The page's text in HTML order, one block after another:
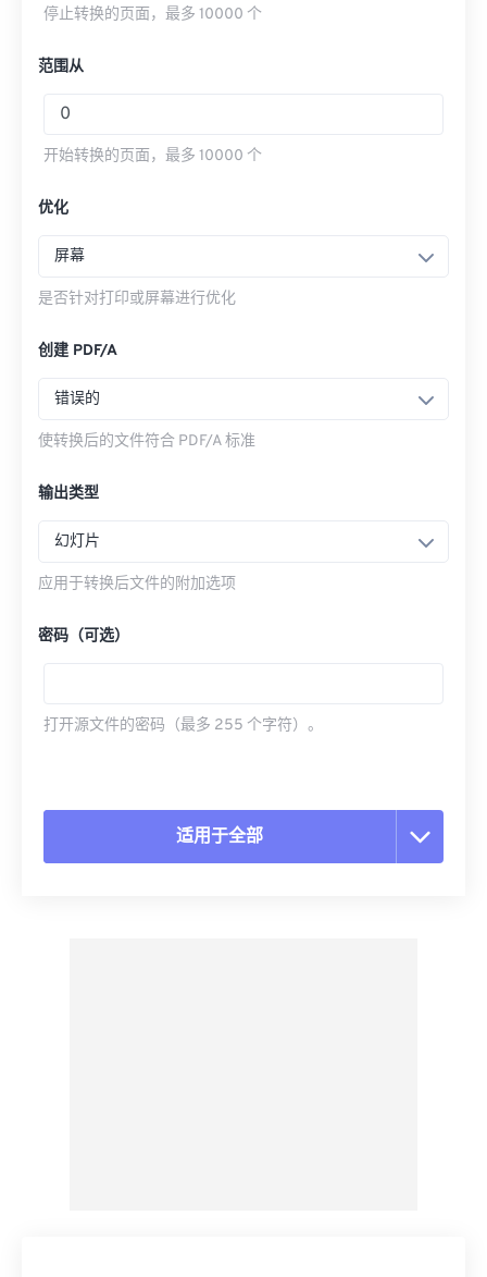
停止转换的页面，最多 10000 个
范围从
开始转换的页面，最多 10000 个
优化
屏幕
是否针对打印或屏幕进行优化
创建 PDF/A
错误的
使转换后的文件符合 PDF/A 标准
输出类型
幻灯片
应用于转换后文件的附加选项
密码（可选）
打开源文件的密码（最多 255 个字符）。
适用于全部